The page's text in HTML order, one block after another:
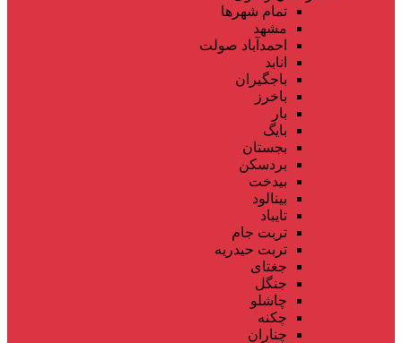
تمام شهر‌ها
مشهد
احمدآباد صولت
انابد
باجگیران
باخرز
بار
بایگ
بجستان
بردسکن
بیدخت
بینالود
تایباد
تربت جام
تربت حیدریه
جغتای
جنگل
چاشلو
چکنه
چناران